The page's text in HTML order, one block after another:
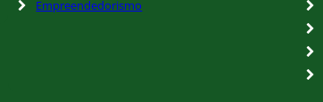
Empreendedorismo